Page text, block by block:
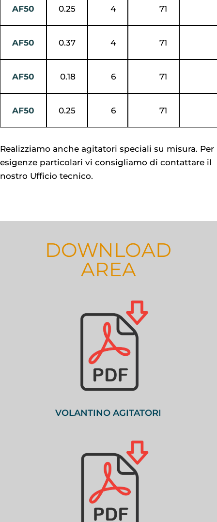
AF50 0.25 4 71
AF50 0.37 4 71
AF50 0.18 6 71
AF50 0.25 6 71
Realizziamo anche agitatori speciali su misura. Per
esigenze particolari vi consigliamo di contattare il
nostro Ufficio tecnico.
DOWNLOAD
AREA
VOLANTINO AGITATORI